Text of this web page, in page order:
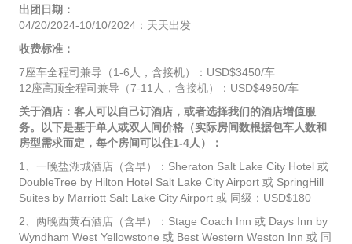
出团日期：
04/20/2024-10/10/2024：天天出发
收费标准：
7座车全程司兼导（1-6人，含接机）：USD$3450/车
12座高顶全程司兼导（7-11人，含接机）：USD$4950/车
关于酒店：客人可以自己订酒店，或者选择我们的酒店增值服
务。以下是基于单人或双人间价格（实际房间数根据包车人数和
房型需求而定，每个房间可以住1-4人）：
1、一晚盐湖城酒店（含早）：Sheraton Salt Lake City Hotel 或
DoubleTree by Hilton Hotel Salt Lake City Airport 或 SpringHill
Suites by Marriott Salt Lake City Airport 或 同级：USD$180
2、两晚西黄石酒店（含早）：Stage Coach Inn 或 Days Inn by
Wyndham West Yellowstone 或 Best Western Weston Inn 或 同